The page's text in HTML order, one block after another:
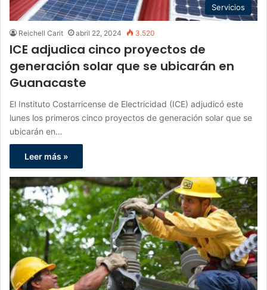
Servicios
Reichell Carit abril 22, 2024 3.520
ICE adjudica cinco proyectos de
generación solar que se ubicarán en
Guanacaste
El Instituto Costarricense de Electricidad (ICE) adjudicó este
lunes los primeros cinco proyectos de generación solar que se
ubicarán en…
Leer más »